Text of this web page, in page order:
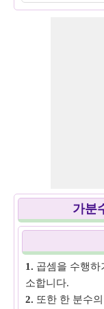
가분
1. 곱셈을 수행하
소합니다.
2. 또한 한 분수